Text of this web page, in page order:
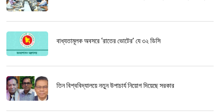
বাধ্যতামূলক অবসরে ‘রাতের ভোটের’ যে ৩২ ডিসি
তিন বিশ্ববিদ্যালয়ে নতুন উপাচার্য নিয়োগ দিয়েছে সরকার